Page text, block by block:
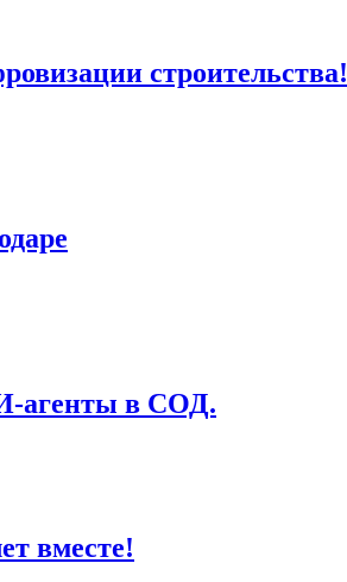
строительства!
агенты в СОД.
вместе!